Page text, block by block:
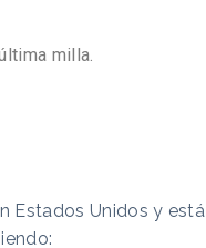
milla.
Estados Unidos y está